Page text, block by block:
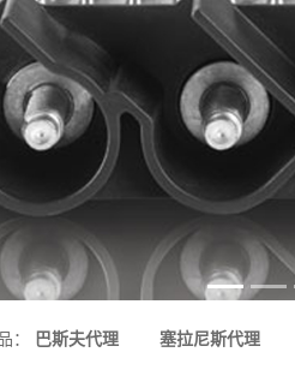
： 巴斯夫代理 塞拉尼斯代理